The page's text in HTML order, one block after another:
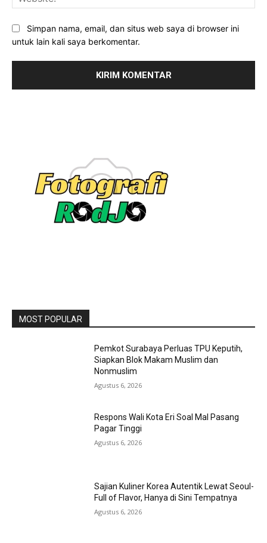
Simpan nama, email, dan situs web saya di browser ini
untuk lain kali saya berkomentar.
MOST POPULAR
Pemkot Surabaya Perluas TPU Keputih,
Siapkan Blok Makam Muslim dan
Nonmuslim
Agustus 6, 2026
Respons Wali Kota Eri Soal Mal Pasang
Pagar Tinggi
Agustus 6, 2026
Sajian Kuliner Korea Autentik Lewat Seoul-
Full of Flavor, Hanya di Sini Tempatnya
Agustus 6, 2026